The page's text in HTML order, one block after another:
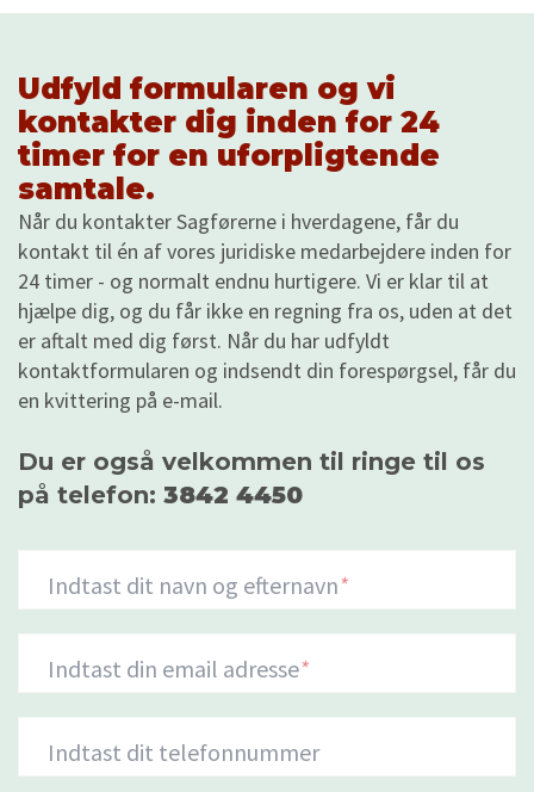
Udfyld formularen og vi
kontakter dig inden for 24
timer for en uforpligtende
samtale.
Når du kontakter Sagførerne i hverdagene, får du
kontakt til én af vores juridiske medarbejdere inden for
24 timer - og normalt endnu hurtigere. Vi er klar til at
hjælpe dig, og du får ikke en regning fra os, uden at det
er aftalt med dig først. Når du har udfyldt
kontaktformularen og indsendt din forespørgsel, får du
en kvittering på e-mail.
Du er også velkommen til ringe til os
på telefon: 3842 4450
Indtast dit navn og efternavn*
Indtast din email adresse*
Indtast dit telefonnummer